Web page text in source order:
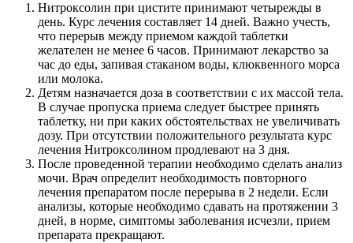
Нитроксолин при цистите принимают четырежды в
день. Курс лечения составляет 14 дней. Важно учесть,
что перерыв между приемом каждой таблетки
желателен не менее 6 часов. Принимают лекарство за
час до еды, запивая стаканом воды, клюквенного морса
или молока.
Детям назначается доза в соответствии с их массой тела.
В случае пропуска приема следует быстрее принять
таблетку, ни при каких обстоятельствах не увеличивать
дозу. При отсутствии положительного результата курс
лечения Нитроксолином продлевают на 3 дня.
После проведенной терапии необходимо сделать анализ
мочи. Врач определит необходимость повторного
лечения препаратом после перерыва в 2 недели. Если
анализы, которые необходимо сдавать на протяжении 3
дней, в норме, симптомы заболевания исчезли, прием
препарата прекращают.